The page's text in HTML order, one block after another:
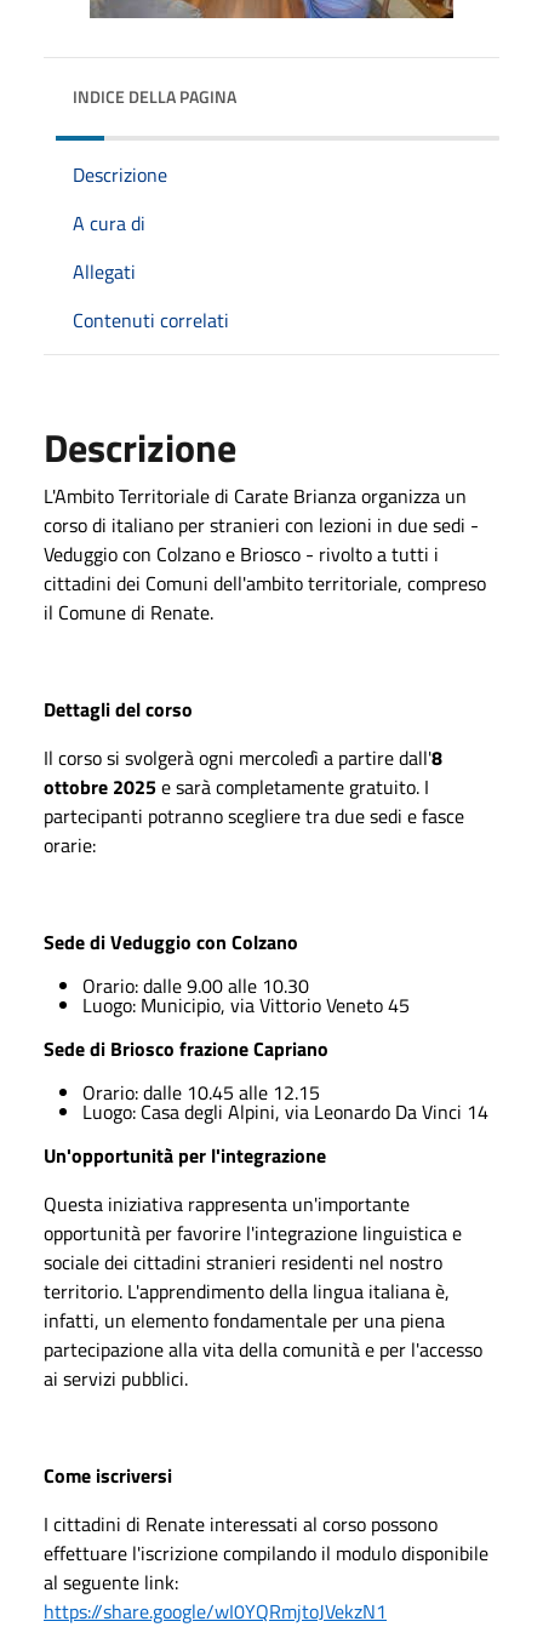
INDICE DELLA PAGINA
Descrizione
A cura di
Allegati
Contenuti correlati
Descrizione
L'Ambito Territoriale di Carate Brianza organizza un
corso di italiano per stranieri con lezioni in due sedi -
Veduggio con Colzano e Briosco - rivolto a tutti i
cittadini dei Comuni dell'ambito territoriale, compreso
il Comune di Renate.
Dettagli del corso
Il corso si svolgerà ogni mercoledì a partire dall'8
ottobre 2025e sarà completamente gratuito. I
partecipanti potranno scegliere tra due sedi e fasce
orarie:
Sede di Veduggio con Colzano
Orario: dalle 9.00 alle 10.30
Luogo: Municipio, via Vittorio Veneto 45
Sede di Briosco frazione Capriano
Orario: dalle 10.45 alle 12.15
Luogo: Casa degli Alpini, via Leonardo Da Vinci 14
Un'opportunità per l'integrazione
Questa iniziativa rappresenta un'importante
opportunità per favorire l'integrazione linguistica e
sociale dei cittadini stranieri residenti nel nostro
territorio. L'apprendimento della lingua italiana è,
infatti, un elemento fondamentale per una piena
partecipazione alla vita della comunità e per l'accesso
ai servizi pubblici.
Come iscriversi
I cittadini di Renate interessati al corso possono
effettuare l'iscrizione compilando il modulo disponibile
al seguente link:
https://share.google/wI0YQRmjtoJVekzN1